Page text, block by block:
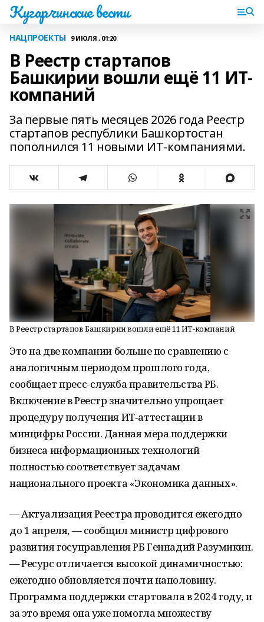
Кугарчинские вести
НАЦПРОЕКТЫ 9 ИЮЛЯ , 01:20
В Реестр стартапов
Башкирии вошли ещё 11 ИТ-
компаний
За первые пять месяцев 2026 года Реестр
стартапов республики Башкортостан
пополнился 11 новыми ИТ‑компаниями.
В Реестр стартапов Башкирии вошли ещё 11 ИТ-компаний
Это на две компании больше по сравнению с
аналогичным периодом прошлого года,
сообщает пресс-служба правительства РБ.
Включение в Реестр значительно упрощает
процедуру получения ИТ‑аттестации в
минцифры России. Данная мера поддержки
бизнеса информационных технологий
полностью соответствует задачам
национального проекта «Экономика данных».
— Актуализация Реестра проводится ежегодно
до 1 апреля, — сообщил министр цифрового
развития госуправления РБ Геннадий Разумикин.
— Ресурс отличается высокой динамичностью:
ежегодно обновляется почти наполовину.
Программа поддержки стартовала в 2024 году, и
за это время она уже помогла множеству